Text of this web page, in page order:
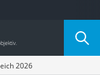
2026